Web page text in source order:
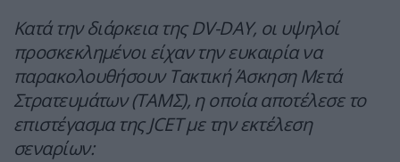
Κατά την διάρκεια της DV-DAY, οι υψηλοί
προσκεκλημένοι είχαν την ευκαιρία να
παρακολουθήσουν Τακτική Άσκηση Μετά
Στρατευμάτων (ΤΑΜΣ), η οποία αποτέλεσε το
επιστέγασμα της JCEΤ με την εκτέλεση
σεναρίων: